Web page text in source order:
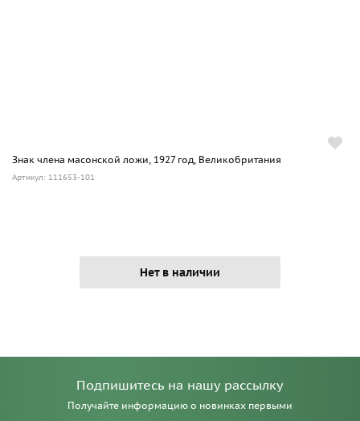
Знак члена масонской ложи, 1927 год, Великобритания
Артикул: 111653-101
Нет в наличии
Подпишитесь на нашу рассылку
Получайте информацию о новинках первыми